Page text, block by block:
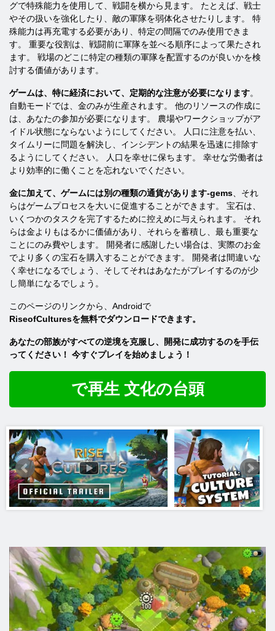
グで特殊能力を使用して、戦闘を横から見ます。 たとえば、戦士
やその扱いを強化したり、敵の軍隊を弱体化させたりします。 特
殊能力は再充電する必要があり、特定の間隔でのみ使用できま
す。 重要な役割は、戦闘前に軍隊を並べる順序によって果たされ
ます。 戦場のどこに特定の種類の軍隊を配置するのが良いかを検
討する価値があります。
ゲームは、特に経済において、定期的な注意が必要になります。
自動モードでは、金のみが生産されます。 他のリソースの作成に
は、あなたの参加が必要になります。 農場やワークショップがア
イドル状態にならないようにしてください。 人口に注意を払い、
タイムリーに問題を解決し、インシデントの結果を迅速に排除す
るようにしてください。 人口を幸せに保ちます。 幸せな労働者は
より効率的に働くことを忘れないでください。
金に加えて、ゲームには別の種類の通貨があります-gems 、それ
らはゲームプロセスを大いに促進することができます。 宝石は、
いくつかのタスクを完了するために控えめに与えられます。 それ
らは金よりもはるかに価値があり、それらを蓄積し、最も重要な
ことにのみ費やします。 開発者に感謝したい場合は、実際のお金
でより多くの宝石を購入することができます。 開発者は間違いな
く幸せになるでしょう、そしてそれはあなたがプレイするのが少
し簡単になるでしょう。
このページのリンクから、Androidで
RiseofCulturesを無料でダウンロードできます。
あなたの部族がすべての逆境を克服し、開発に成功するのを手伝
ってください！ 今すぐプレイを始めましょう！
で再生 文化の台頭